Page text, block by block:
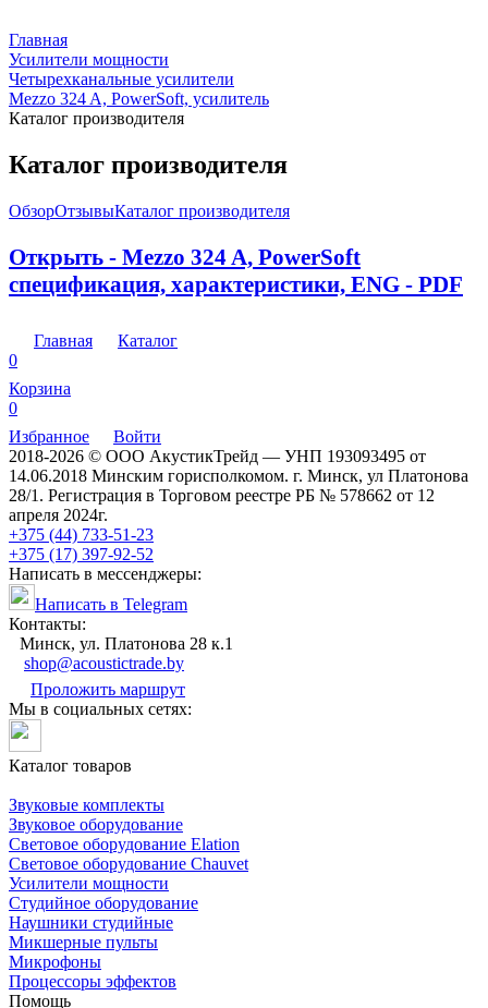
Главная
Усилители мощности
Четырехканальные усилители
Mezzo 324 A, PowerSoft, усилитель
Каталог производителя
Каталог производителя
ОбзорОтзывыКаталог производителя
Открыть - Mezzo 324 A, PowerSoft
спецификация, характеристики, ENG - PDF
Главная
Каталог
0
Корзина
0
Избранное
Войти
2018-2026 © ООО АкустикТрейд — УНП 193093495 от
14.06.2018 Минским горисполкомом. г. Минск, ул Платонова
28/1. Регистрация в Торговом реестре РБ № 578662 от 12
апреля 2024г.
+375 (44) 733-51-23
+375 (17) 397-92-52
Написать в мессенджеры:
Написать в Telegram
Контакты:
Минск, ул. Платонова 28 к.1
shop@acoustictrade.by
Проложить маршрут
Мы в социальных сетях:
Каталог товаров
Звуковые комплекты
Звуковое оборудование
Световое оборудование Elation
Cветовое оборудование Chauvet
Усилители мощности
Студийное оборудование
Наушники студийные
Микшерные пульты
Микрофоны
Процессоры эффектов
Помощь